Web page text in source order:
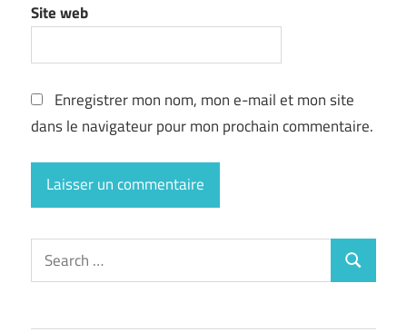
Site web
Enregistrer mon nom, mon e-mail et mon site
dans le navigateur pour mon prochain commentaire.
Search
for:
Search